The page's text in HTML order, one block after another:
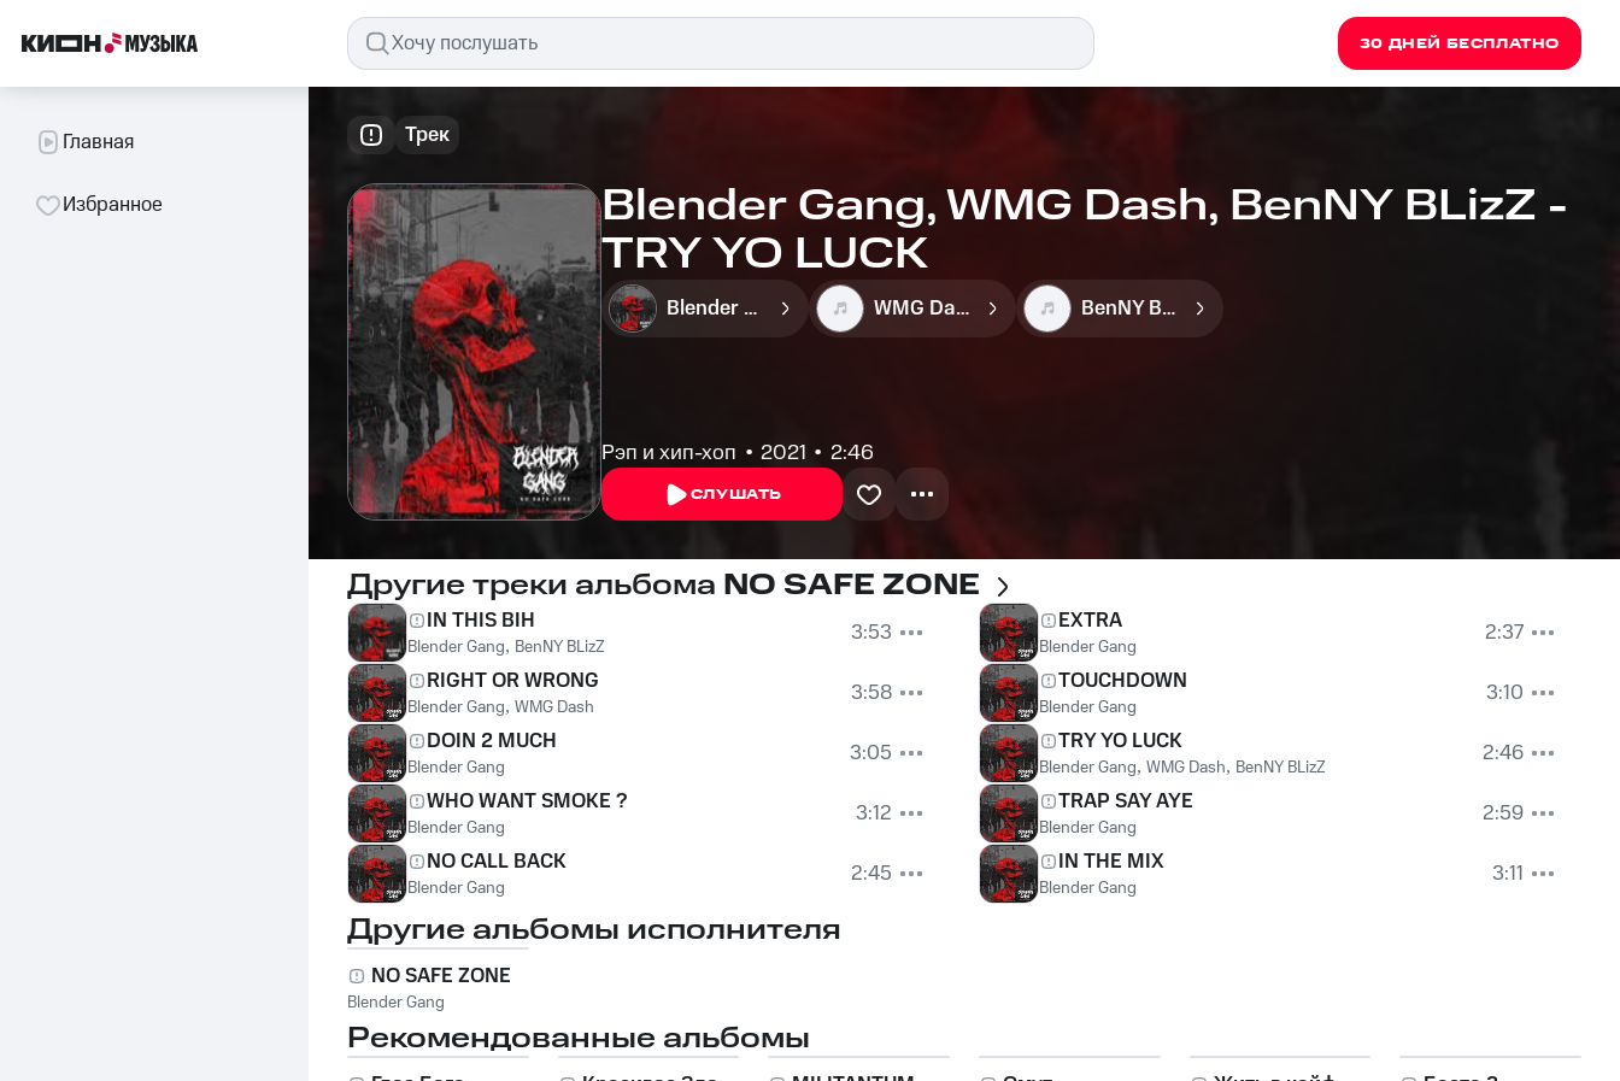
30 ДНЕЙ БЕСПЛАТНО
Главная
Избранное
Трек
Blender Gang, WMG Dash, BenNY BLizZ -
TRY YO LUCK
Blender Gang WMG Dash BenNY BLizZ
Рэп и хип-хоп 2021 2:46
СЛУШАТЬ
Другие треки альбома NO SAFE ZONE
IN THIS BIH
Blender Gang, BenNY BLizZ
3:53
RIGHT OR WRONG
Blender Gang, WMG Dash
3:58
DOIN 2 MUCH
Blender Gang
3:05
WHO WANT SMOKE ?
Blender Gang
3:12
NO CALL BACK
Blender Gang 2:45
EXTRA
Blender Gang
2:37
TOUCHDOWN
Blender Gang
3:10
TRY YO LUCK
Blender Gang, WMG Dash, BenNY BLizZ
2:46
TRAP SAY AYE
Blender Gang
2:59
IN THE MIX
Blender Gang 3:11
Другие альбомы исполнителя
NO SAFE ZONE
Blender Gang
Рекомендованные альбомы